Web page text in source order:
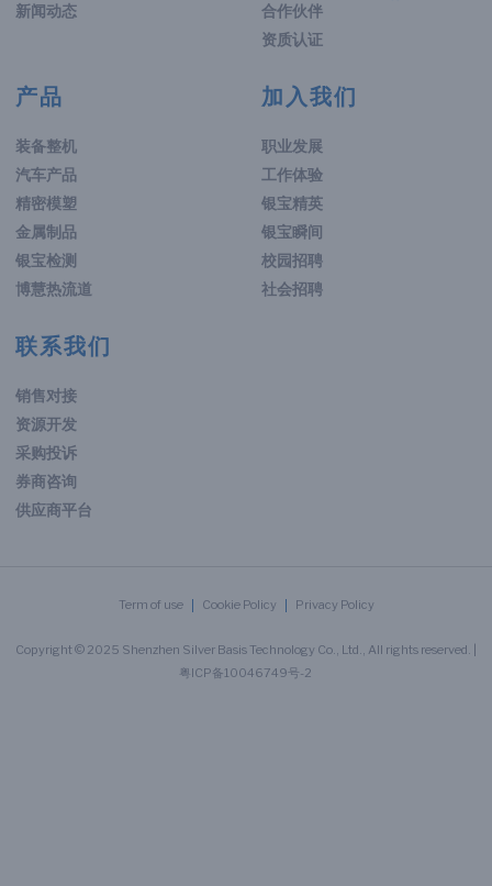
新闻动态
合作伙伴
资质认证
产品
装备整机
汽车产品
精密模塑
金属制品
银宝检测
博慧热流道
加入我们
职业发展
工作体验
银宝精英
银宝瞬间
校园招聘
社会招聘
联系我们
销售对接
资源开发
采购投诉
券商咨询
供应商平台
Term of use Cookie Policy Privacy Policy
Copyright © 2025 Shenzhen Silver Basis Technology Co., Ltd., All rights reserved. |
粤ICP备10046749号-2